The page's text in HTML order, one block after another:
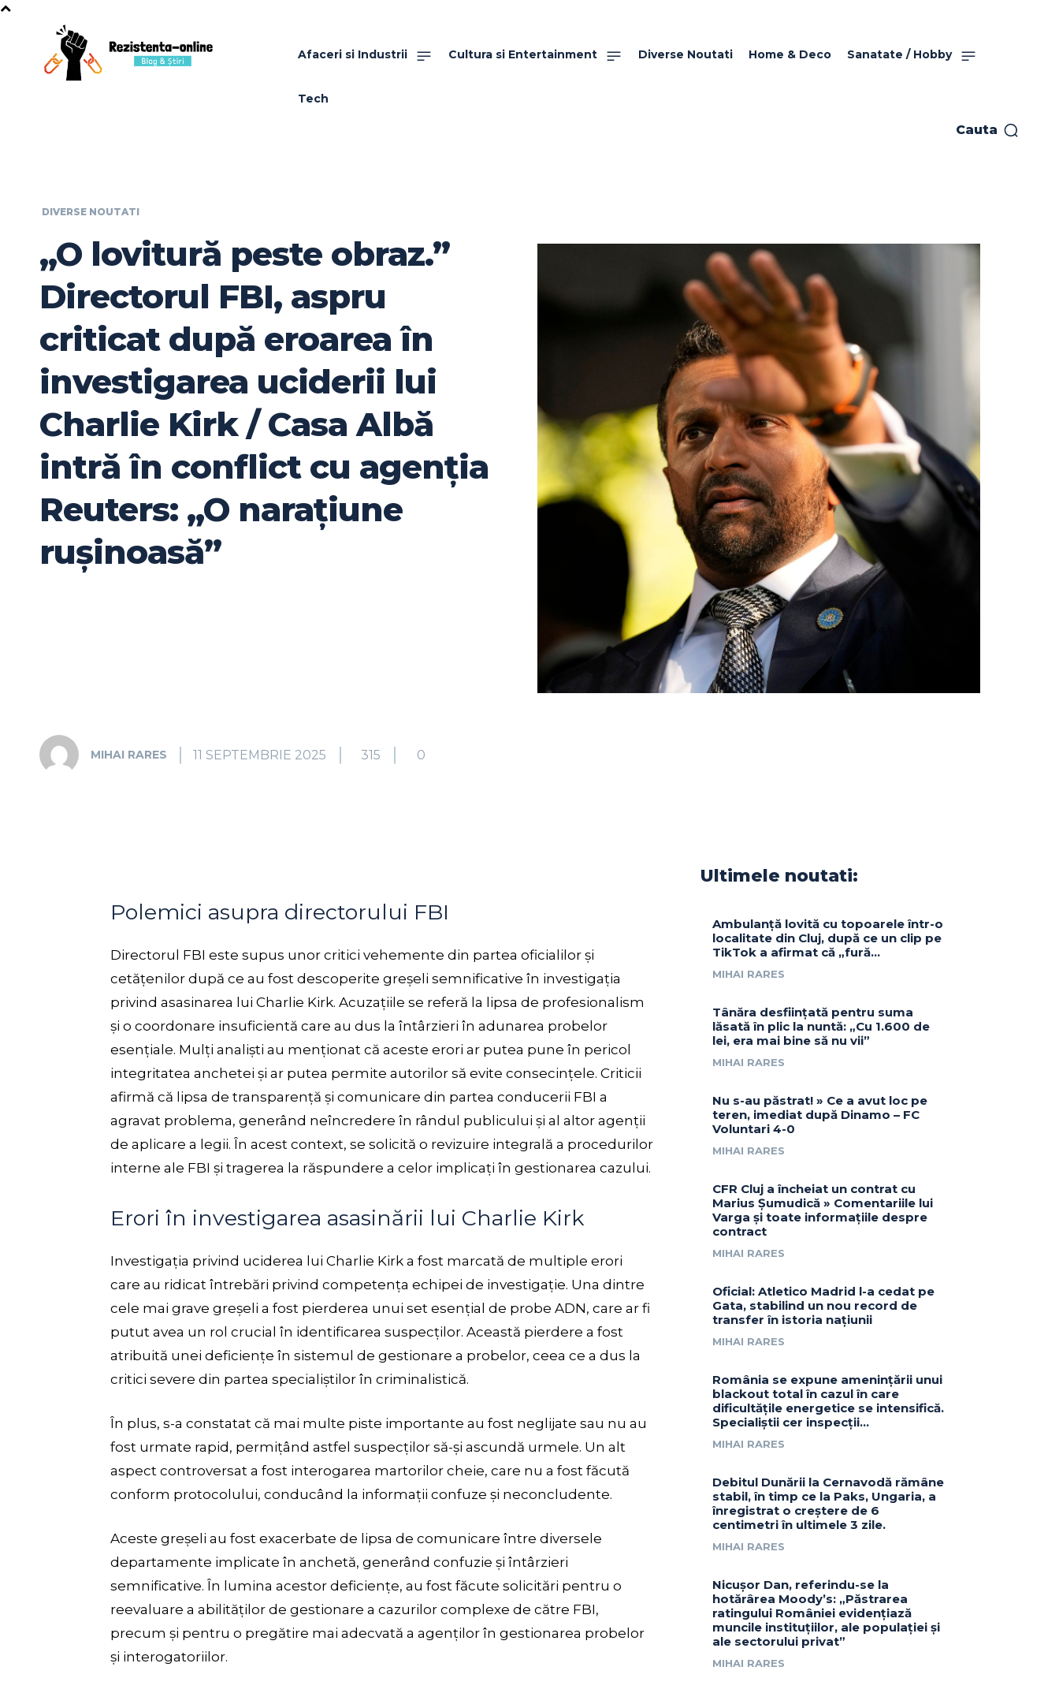
Afaceri si Industrii Cultura si Entertainment Diverse Noutati Home & Deco Sanatate / Hobby
Tech
Cauta
DIVERSE NOUTATI
„O lovitură peste obraz.”
Directorul FBI, aspru
criticat după eroarea în
investigarea uciderii lui
Charlie Kirk / Casa Albă
intră în conflict cu agenția
Reuters: „O narațiune
rușinoasă”
MIHAI RARES 11 SEPTEMBRIE 2025 315 0
Polemici asupra directorului FBI
Directorul FBI este supus unor critici vehemente din partea oficialilor și
cetățenilor după ce au fost descoperite greșeli semnificative în investigația
privind asasinarea lui Charlie Kirk. Acuzațiile se referă la lipsa de profesionalism
și o coordonare insuficientă care au dus la întârzieri în adunarea probelor
esențiale. Mulți analiști au menționat că aceste erori ar putea pune în pericol
integritatea anchetei și ar putea permite autorilor să evite consecințele. Criticii
afirmă că lipsa de transparență și comunicare din partea conducerii FBI a
agravat problema, generând neîncredere în rândul publicului și al altor agenții
de aplicare a legii. În acest context, se solicită o revizuire integrală a procedurilor
interne ale FBI și tragerea la răspundere a celor implicați în gestionarea cazului.
Erori în investigarea asasinării lui Charlie Kirk
Investigația privind uciderea lui Charlie Kirk a fost marcată de multiple erori
care au ridicat întrebări privind competența echipei de investigație. Una dintre
cele mai grave greșeli a fost pierderea unui set esențial de probe ADN, care ar fi
putut avea un rol crucial în identificarea suspecților. Această pierdere a fost
atribuită unei deficiențe în sistemul de gestionare a probelor, ceea ce a dus la
critici severe din partea specialiștilor în criminalistică.
În plus, s-a constatat că mai multe piste importante au fost neglijate sau nu au
fost urmate rapid, permițând astfel suspecților să-și ascundă urmele. Un alt
aspect controversat a fost interogarea martorilor cheie, care nu a fost făcută
conform protocolului, conducând la informații confuze și neconcludente.
Aceste greșeli au fost exacerbate de lipsa de comunicare între diversele
departamente implicate în anchetă, generând confuzie și întârzieri
semnificative. În lumina acestor deficiențe, au fost făcute solicitări pentru o
reevaluare a abilităților de gestionare a cazurilor complexe de către FBI,
precum și pentru o pregătire mai adecvată a agenților în gestionarea probelor
și interogatoriilor.
Ultimele noutati:
Ambulanță lovită cu topoarele într-o
localitate din Cluj, după ce un clip pe
TikTok a afirmat că „fură…
MIHAI RARES
Tânăra desființată pentru suma
lăsată în plic la nuntă: „Cu 1.600 de
lei, era mai bine să nu vii”
MIHAI RARES
Nu s-au păstrat! » Ce a avut loc pe
teren, imediat după Dinamo – FC
Voluntari 4-0
MIHAI RARES
CFR Cluj a încheiat un contrat cu
Marius Șumudică » Comentariile lui
Varga și toate informațiile despre
contract
MIHAI RARES
Oficial: Atletico Madrid l-a cedat pe
Gata, stabilind un nou record de
transfer în istoria națiunii
MIHAI RARES
România se expune amenințării unui
blackout total în cazul în care
dificultățile energetice se intensifică.
Specialiștii cer inspecții…
MIHAI RARES
Debitul Dunării la Cernavodă rămâne
stabil, în timp ce la Paks, Ungaria, a
înregistrat o creștere de 6
centimetri în ultimele 3 zile.
MIHAI RARES
Nicușor Dan, referindu-se la
hotărârea Moody’s: „Păstrarea
ratingului României evidențiază
muncile instituțiilor, ale populației și
ale sectorului privat”
MIHAI RARES